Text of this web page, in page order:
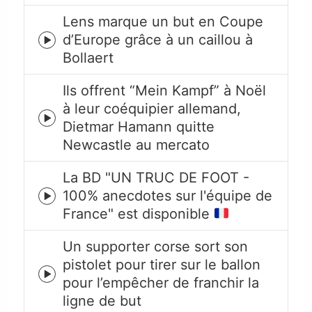
icon
Episode
play
icon
Lens marque un but en Coupe
d’Europe grâce à un caillou à
Bollaert
Episode
play
icon
Ils offrent “Mein Kampf” à Noël
à leur coéquipier allemand,
Dietmar Hamann quitte
Newcastle au mercato
Episode
play
icon
La BD "UN TRUC DE FOOT -
100% anecdotes sur l'équipe de
France" est disponible
Episode
play
icon
Un supporter corse sort son
pistolet pour tirer sur le ballon
pour l’empêcher de franchir la
ligne de but